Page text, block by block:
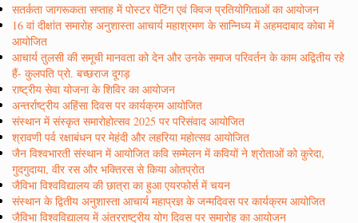
सतर्कता जागरूकता सप्ताह में पोस्टर पेंटिंग एवं क्विज प्रतियोगिताओं का आयोजन
16 वां दीक्षांत समारोह अनुशास्ता आचार्य महाश्रमण के सान्निध्य में अहमदाबाद कोबा में
आयोजित
आचार्य तुलसी की समूची मानवता को देन और उनके समाज परिवर्तन के काम अद्वितीय रहे
हैं- कुलपति प्रो. बच्छराज दूगड़
राष्ट्रीय सेवा योजना के शिविर का आयोजन
अन्तर्राष्ट्रीय अहिंसा दिवस पर कार्यक्रम आयोजित
संस्थान में संस्कृत समारोहोत्सव 2025 पर परिसंवाद आयोजित
श्रावणी पर्व रक्षाबंधन पर मेहंदी और लहरिया महोत्सव आयोजित
जैन विश्वभारती संस्थान में आयोजित कवि सम्मेलन में कवियों ने श्रोताओं को कुरेदा,
गुदगुदाया, वीर रस और भक्तिरस से किया ओतप्रोत
जैविभा विश्वविद्यालय की छात्रा का हुआ एयरफोर्स में चयन
संस्थान के द्वितीय अनुशास्ता आचार्य महाप्रज्ञ के जन्मदिवस पर कार्यक्रम आयोजित
जैविभा विश्वविद्यालय में अंतरराष्ट्रीय योग दिवस पर समारोह का आयोजन